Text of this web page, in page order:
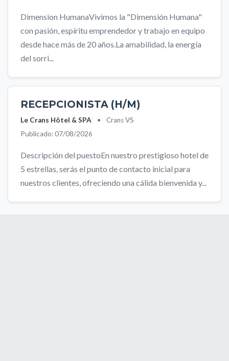
Dimension HumanaVivimos la "Dimensión Humana"
con pasión, espíritu emprendedor y trabajo en equipo
desde hace más de 20 años.La amabilidad, la energía
del sorri...
RECEPCIONISTA (H/M)
Le Crans Hôtel & SPA •
Crans VS
Publicado: 07/08/2026
Descripción del puestoEn nuestro prestigioso hotel de
5 estrellas, serás el punto de contacto inicial para
nuestros clientes, ofreciendo una cálida bienvenida y...